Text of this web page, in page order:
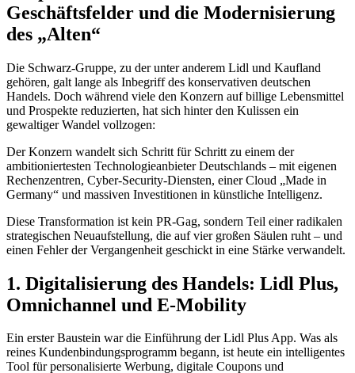
Geschäftsfelder und die Modernisierung
des „Alten“
Die Schwarz-Gruppe, zu der unter anderem Lidl und Kaufland
gehören, galt lange als Inbegriff des konservativen deutschen
Handels. Doch während viele den Konzern auf billige Lebensmittel
und Prospekte reduzierten, hat sich hinter den Kulissen ein
gewaltiger Wandel vollzogen:
Der Konzern wandelt sich Schritt für Schritt zu einem der
ambitioniertesten Technologieanbieter Deutschlands – mit eigenen
Rechenzentren, Cyber-Security-Diensten, einer Cloud „Made in
Germany“ und massiven Investitionen in künstliche Intelligenz.
Diese Transformation ist kein PR-Gag, sondern Teil einer radikalen
strategischen Neuaufstellung, die auf vier großen Säulen ruht – und
einen Fehler der Vergangenheit geschickt in eine Stärke verwandelt.
1. Digitalisierung des Handels: Lidl Plus,
Omnichannel und E-Mobility
Ein erster Baustein war die Einführung der Lidl Plus App. Was als
reines Kundenbindungsprogramm begann, ist heute ein intelligentes
Tool für personalisierte Werbung, digitale Coupons und